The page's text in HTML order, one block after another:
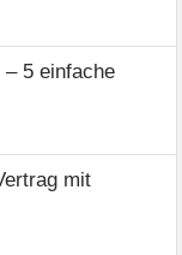
– 5 einfache
mit